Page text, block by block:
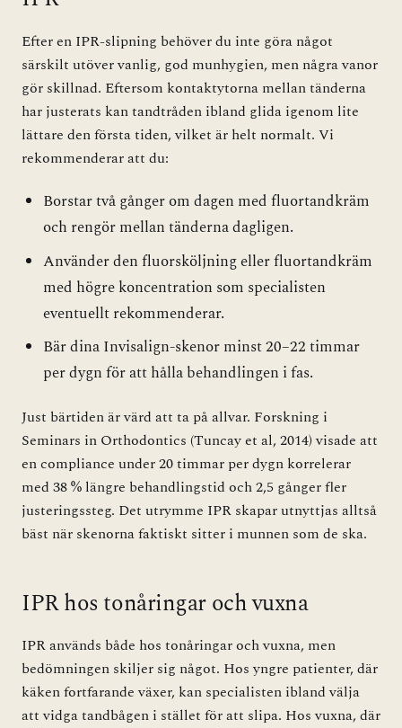
Efter en IPR-slipning behöver du inte göra något
särskilt utöver vanlig, god munhygien, men några vanor
gör skillnad. Eftersom kontaktytorna mellan tänderna
har justerats kan tandtråden ibland glida igenom lite
lättare den första tiden, vilket är helt normalt. Vi
rekommenderar att du:
Borstar två gånger om dagen med fluortandkräm
och rengör mellan tänderna dagligen.
Använder den fluorsköljning eller fluortandkräm
med högre koncentration som specialisten
eventuellt rekommenderar.
Bär dina Invisalign-skenor minst 20–22 timmar
per dygn för att hålla behandlingen i fas.
Just bärtiden är värd att ta på allvar. Forskning i
Seminars in Orthodontics (Tuncay et al, 2014) visade att
en compliance under 20 timmar per dygn korrelerar
med 38 % längre behandlingstid och 2,5 gånger fler
justeringssteg. Det utrymme IPR skapar utnyttjas alltså
bäst när skenorna faktiskt sitter i munnen som de ska.
IPR hos tonåringar och vuxna
IPR används både hos tonåringar och vuxna, men
bedömningen skiljer sig något. Hos yngre patienter, där
käken fortfarande växer, kan specialisten ibland välja
att vidga tandbågen i stället för att slipa. Hos vuxna, där